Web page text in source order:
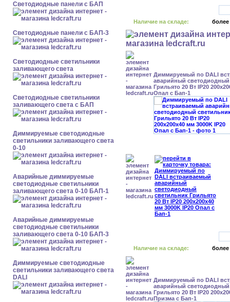
Cветодиодные панели с БАП
Cветодиодные панели с БАП-3
Светодиодные светильники
заливающего света
Светодиодные светильники
заливающего света с БАП
Диммируемые светодиодные
светильники заливающего света
0-10
Аварийные диммируемые
светодиодные светильники
заливающего света 0-10 БАП-1
Аварийные диммируемые
светодиодные светильники
заливающего света 0-10 БАП-3
Диммируемые светодиодные
светильники заливающего света
DALI
Наличие на складе: более
Диммируемый по DALI
аварийный светодиодный
Грильято 20 Вт IP20
Опал с Бап-1
Наличие на складе: более
Диммируемый по DALI
аварийный светодиодный
Грильято 20 Вт IP20
Призма с Бап-1